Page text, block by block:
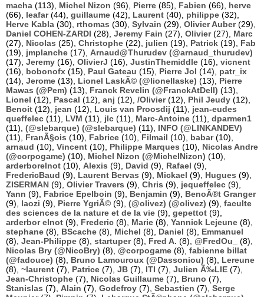
macha (113), Michel Nizon (96), Pierre (85), Fabien (66), herve
(66), leafar(44), guillaume (42), Laurent (40), philippe (32),
Herve Kabla (30), rthomas (30), Sylvain (29), Olivier Auber(29),
Daniel COHEN-ZARDI (28), Jeremy Fain (27), Olivier(27), Marc
(27), Nicolas (25), Christophe (22), julien (19), Patrick (19), Fab
(19), jmplanche (17), Arnaud@Thurudev (@arnaud_thurudev)
(17), Jeremy (16), OlivierJ (16), JustinThemiddle (16), vicnent
(16), bobonofx (15), Paul Gateau (15), Pierre Jol (14), patr_ix
(14), Jerome (13), Lionel LaskÃ© (@lionellaske) (13), Pierre
Mawas (@Pem) (13), Franck Revelin (@FranckAtDell) (13),
Lionel (12), Pascal (12), anj (12), /Olivier(12), Phil Jeudy (12),
Benoit (12), jean (12), Louis van Proosdij (11), jean-eudes
queffelec (11), LVM (11), jlc (11), Marc-Antoine (11), dparmen1
(11), (@slebarque) (@slebarque) (11), INFO (@LINKANDEV)
(11), FranÃ§ois (10), Fabrice (10), Filmail (10), babar(10),
arnaud (10), Vincent (10), Philippe Marques (10), Nicolas Andre
(@corpogame) (10), Michel Nizon (@MichelNizon) (10),
arderborelnot (10), Alexis (9), David (9), Rafael (9),
FredericBaud (9), Laurent Bervas (9), Mickael (9), Hugues (9),
ZISERMAN (9), Olivier Travers (9), Chris (9), jequeffelec (9),
Yann (9), Fabrice Epelboin (9), Benjamin (9), BenoÃ®t Granger
(9), laozi (9), Pierre YgriÃ© (9), (@olivez) (@olivez) (9), faculte
des sciences de la nature et de la vie (9), gepettot (9),
arderbor elnot (9), Frederic (8), Marie (8), Yannick Lejeune (8),
stephane (8), BScache (8), Michel (8), Daniel (8), Emmanuel
(8), Jean-Philippe (8), startuper(8), Fred A. (8), @FredOu_
(8),
Nicolas Bry (@NicoBry) (8), @corpogame (8), fabienne billat
(@fadouce) (8), Bruno Lamouroux (@Dassoniou) (8), Lereune
(8), ~laurent (7), Patrice (7), JB (7), ITI (7), Julien Ã‰LIE (7),
Jean-Christophe (7), Nicolas Guillaume (7), Bruno (7),
Stanislas (7), Alain (7), Godefroy (7), Sebastien (7), Serge